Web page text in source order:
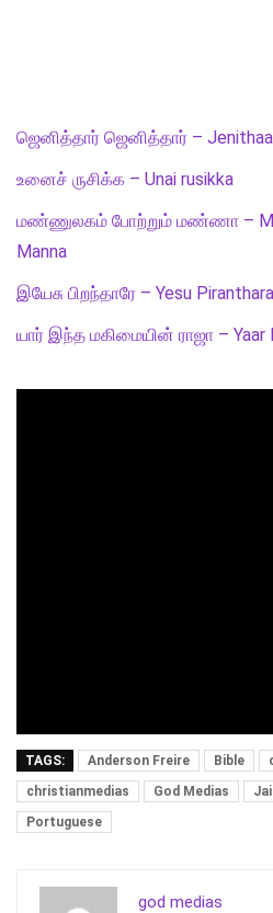
ஜெனித்தார் ஜெனித்தார் –
உனைச் ருசிக்க – Unai rusikka
மண்ணுலகம் போற்றும் மண்ணா –
Manna
இயேசு பிறந்தாரே – Yesu
யார் இந்த மகிமையின் ராஜா – Yaar
TAGS: Anderson Freire Bible
christianmedias
God Medias
Portuguese
god medias